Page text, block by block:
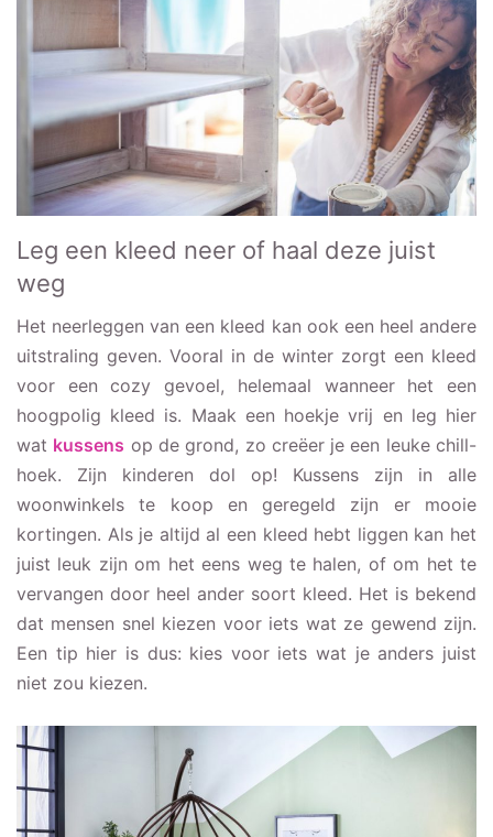
Leg een kleed neer of haal deze juist
weg
Het neerleggen van een kleed kan ook een heel andere
uitstraling geven. Vooral in de winter zorgt een kleed
voor een cozy gevoel, helemaal wanneer het een
hoogpolig kleed is. Maak een hoekje vrij en leg hier
wat kussens op de grond, zo creëer je een leuke chill-
hoek. Zijn kinderen dol op! Kussens zijn in alle
woonwinkels te koop en geregeld zijn er mooie
kortingen. Als je altijd al een kleed hebt liggen kan het
juist leuk zijn om het eens weg te halen, of om het te
vervangen door heel ander soort kleed. Het is bekend
dat mensen snel kiezen voor iets wat ze gewend zijn.
Een tip hier is dus: kies voor iets wat je anders juist
niet zou kiezen.